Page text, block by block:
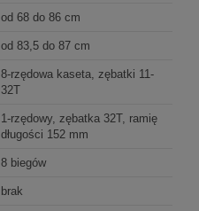
od 68 do 86 cm
od 83,5 do 87 cm
8-rzędowa kaseta, zębatki 11-
32T
1-rzędowy, zębatka 32T, ramię
długości 152 mm
8 biegów
brak